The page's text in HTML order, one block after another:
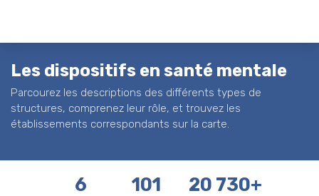
Les dispositifs en santé mentale
Parcourez les descriptions des différents types de
structures, comprenez leur rôle, et trouvez les
établissements correspondants sur la carte.
6 101 20 730+